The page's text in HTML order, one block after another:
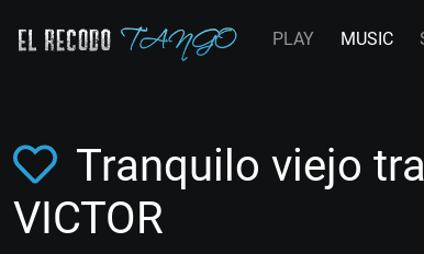
PLAY MUSIC
Tranquilo viejo
VICTOR